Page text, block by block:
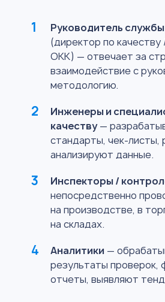
Руководитель
(директор по качеству
ОКК) — отвечает за
взаимодействие с
методологию.
Инженеры и
качеству—
стандарты, чек-листы,
анализируют данные.
Инспекторы /
непосредственно
на производстве, в
на складах.
Аналитики —
результаты проверок,
отчеты, выявляют